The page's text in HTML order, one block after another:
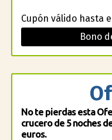
Cupón válido hasta
Bono
No te pierdas esta
crucero de 5 noches
euros.